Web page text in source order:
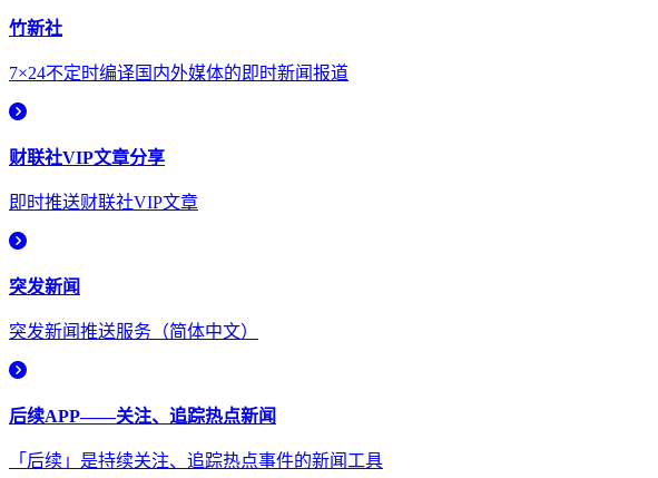
竹新社
7×24不定时编译国内外媒体的即时新闻报道
财联社VIP文章分享
即时推送财联社VIP文章
突发新闻
突发新闻推送服务（简体中文）
后续APP——关注、追踪热点新闻
「后续」是持续关注、追踪热点事件的新闻工具